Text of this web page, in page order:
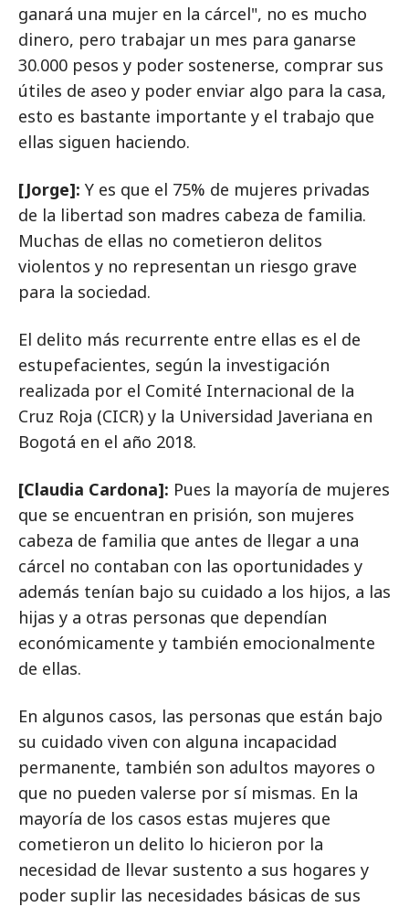
ganará una mujer en la cárcel", no es mucho
dinero, pero trabajar un mes para ganarse
30.000 pesos y poder sostenerse, comprar sus
útiles de aseo y poder enviar algo para la casa,
esto es bastante importante y el trabajo que
ellas siguen haciendo.
[Jorge]: Y es que el 75% de mujeres privadas
de la libertad son madres cabeza de familia.
Muchas de ellas no cometieron delitos
violentos y no representan un riesgo grave
para la sociedad.
El delito más recurrente entre ellas es el de
estupefacientes, según la investigación
realizada por el Comité Internacional de la
Cruz Roja (CICR) y la Universidad Javeriana en
Bogotá en el año 2018.
[Claudia Cardona]: Pues la mayoría de mujeres
que se encuentran en prisión, son mujeres
cabeza de familia que antes de llegar a una
cárcel no contaban con las oportunidades y
además tenían bajo su cuidado a los hijos, a las
hijas y a otras personas que dependían
económicamente y también emocionalmente
de ellas.
En algunos casos, las personas que están bajo
su cuidado viven con alguna incapacidad
permanente, también son adultos mayores o
que no pueden valerse por sí mismas. En la
mayoría de los casos estas mujeres que
cometieron un delito lo hicieron por la
necesidad de llevar sustento a sus hogares y
poder suplir las necesidades básicas de sus